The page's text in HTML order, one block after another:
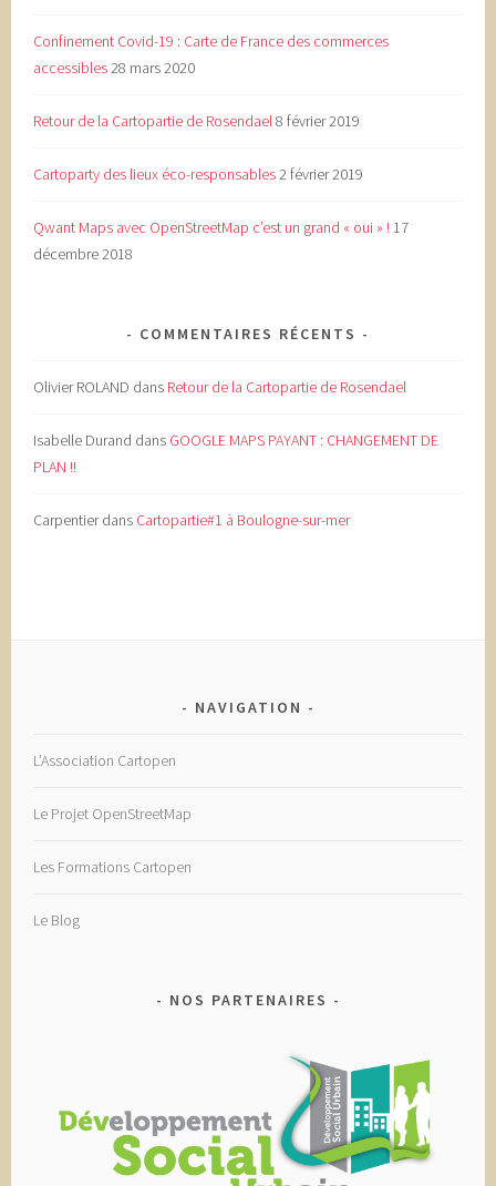
Confinement Covid-19 : Carte de France des commerces
accessibles28 mars 2020
Retour de la Cartopartie de Rosendael8 février 2019
Cartoparty des lieux éco-responsables2 février 2019
Qwant Maps avec OpenStreetMap c’est un grand « oui » ! 17
décembre 2018
COMMENTAIRES RÉCENTS
Olivier ROLAND dans Retour de la Cartopartie de Rosendael
Isabelle Durand dans GOOGLE MAPS PAYANT : CHANGEMENT DE
PLAN !!
Carpentierdans Cartopartie#1 à Boulogne-sur-mer
NAVIGATION
L’Association Cartopen
Le Projet OpenStreetMap
Les Formations Cartopen
Le Blog
NOS PARTENAIRES